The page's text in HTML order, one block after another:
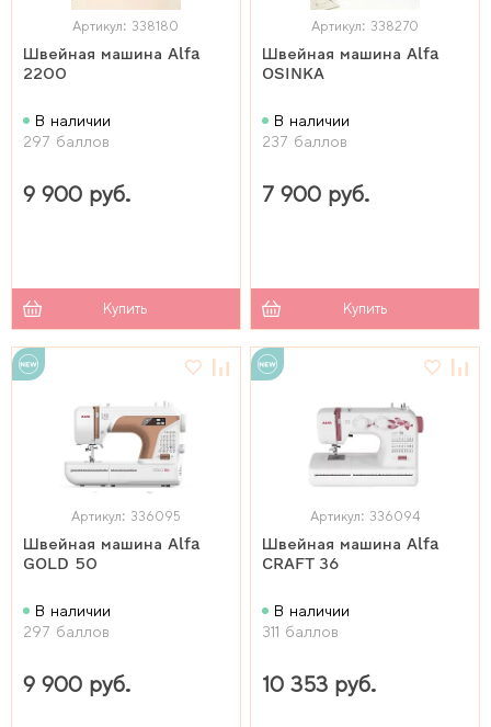
Артикул: 338180
Швейная машина Alfa
2200
В наличии
297 баллов
9 900 руб.
Купить
Артикул: 338270
Швейная машина Alfa
OSINKA
В наличии
237 баллов
7 900 руб.
Купить
Артикул: 336095
Швейная машина Alfa
GOLD 50
В наличии
297 баллов
9 900 руб.
Артикул: 336094
Швейная машина Alfa
CRAFT 36
В наличии
311 баллов
10 353 руб.